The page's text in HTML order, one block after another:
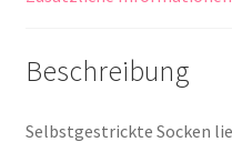
Beschreibung
Selbstgestrickte Socken